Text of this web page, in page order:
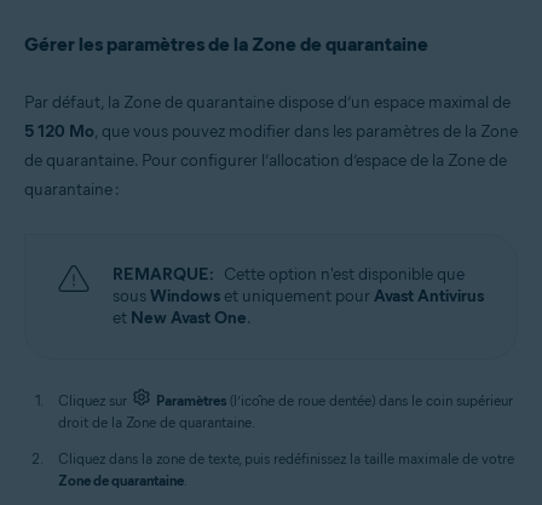
Gérer les paramètres de la Zone de quarantaine
Par défaut, la Zone de quarantaine dispose d’un espace maximal de
5 120 Mo, que vous pouvez modifier dans les paramètres de la Zone
de quarantaine. Pour configurer l’allocation d’espace de la Zone de
quarantaine :
REMARQUE: Cette option n'est disponible que
sousWindows et uniquement pourAvast Antivirus
et New Avast One.
Cliquez sur Paramètres (l’icône de roue dentée) dans le coin supérieur
droit de la Zone de quarantaine.
Cliquez dans la zone de texte, puis redéfinissez la taille maximale de votre
Zone de quarantaine.